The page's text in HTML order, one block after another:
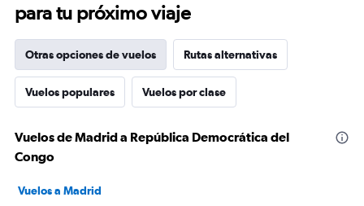
para tu próximo viaje
Otras opciones de vuelos Rutas alternativas
Vuelos populares Vuelos por clase
Vuelos de Madrid a República Democrática del
Congo
Vuelos a Madrid